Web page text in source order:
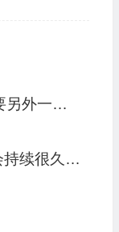
那就是病毒
要当病症来处理。